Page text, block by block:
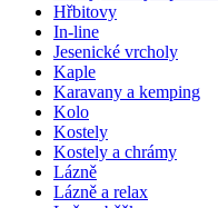
Hřbitovy
In-line
Jesenické vrcholy
Kaple
Karavany a kemping
Kolo
Kostely
Kostely a chrámy
Lázně
Lázně a relax